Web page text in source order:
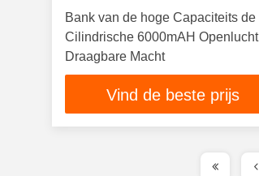
Bank van de hoge Capaciteits de
Cilindrische 6000mAH Openlucht
Draagbare Macht
Vind de beste prijs